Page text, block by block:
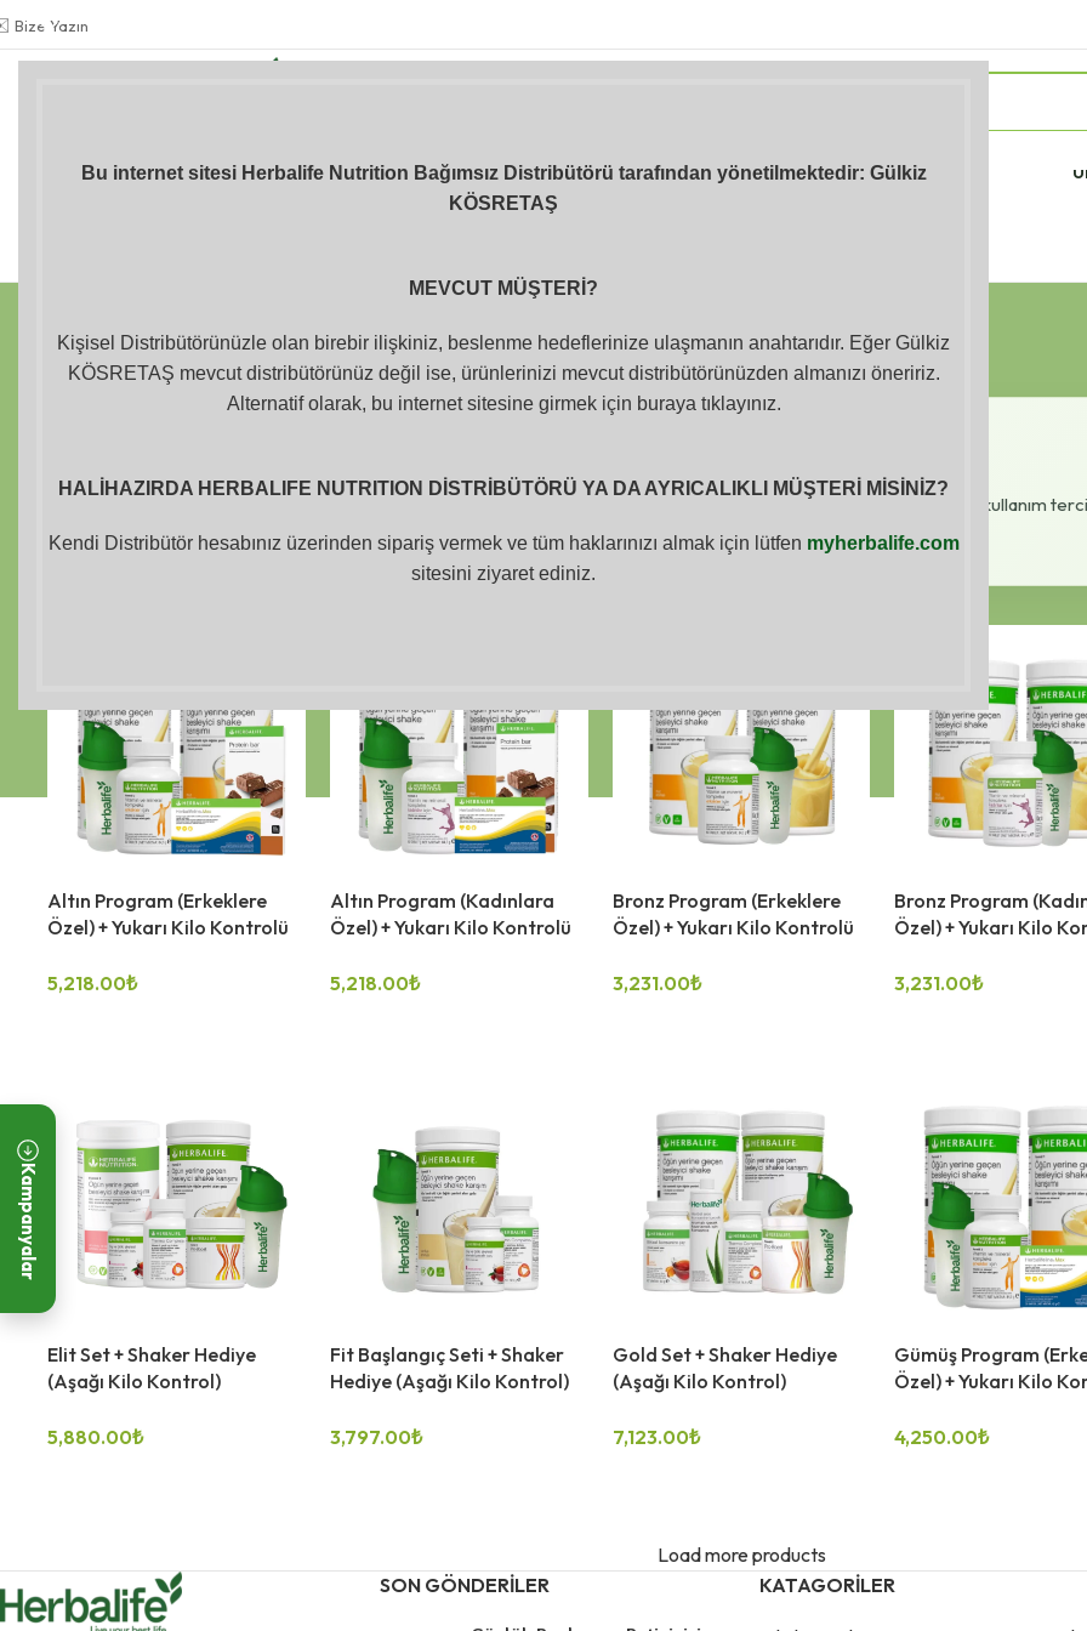
Bu internet sitesi Herbalife Nutrition Bağımsız Distribütörü tarafından yönetilmektedir: Gülkiz
KÖSRETAŞ
MEVCUT MÜŞTERİ?
Kişisel Distribütörünüzle olan birebir ilişkiniz, beslenme hedeflerinize ulaşmanın anahtarıdır. Eğer Gülkiz
KÖSRETAŞ mevcut distribütörünüz değil ise, ürünlerinizi mevcut distribütörünüzden almanızı öneririz.
Alternatif olarak, bu internet sitesine girmek için buraya tıklayınız.
HALİHAZIRDA HERBALIFE NUTRITION DİSTRİBÜTÖRÜ YA DA AYRICALIKLI MÜŞTERİ MİSİNİZ?
Kendi Distribütör hesabınız üzerinden sipariş vermek ve tüm haklarınızı almak için lütfen myherbalife.com
sitesini ziyaret ediniz.
Bize Yazın
Kilo Kontrolü
Shake
İçecekler
Gıdalar
Öğünler)
Kilo kontrolü kategorimizde, günlük yaşam düzeninize uygun ürünleri bir arada inceleyebilirsiniz. Hedeflerinize ve kullanım
karşılaştırarak sizin için en uygun ürünleri kolayca değerlendirebilirsiniz.
Altın Program (Erkeklere
Özel) + Yukarı Kilo Kontrolü
5,218.00₺
Altın Program (Kadınlara
Özel) + Yukarı Kilo Kontrolü
5,218.00₺
Bronz Program (Erkeklere
Özel) + Yukarı Kilo Kontrolü
3,231.00₺
Bronz Program
Özel) + Yukarı Kilo
3,231.00₺
Elit Set + Shaker Hediye
(Aşağı Kilo Kontrol)
5,880.00₺
Fit Başlangıç Seti + Shaker
Hediye (Aşağı Kilo Kontrol)
3,797.00₺
Gold Set + Shaker Hediye
(Aşağı Kilo Kontrol)
7,123.00₺
Gümüş Program
Özel) + Yukarı Kilo
4,250.00₺
Load more products
SON GÖNDERILER
KATAGORILER
Kampanyalar